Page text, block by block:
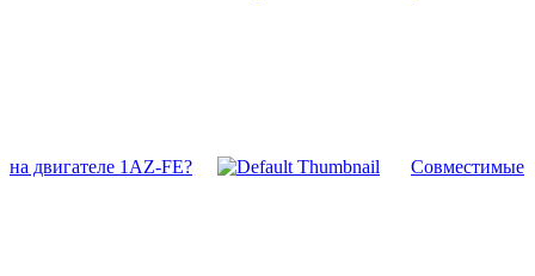
на двигателе 1AZ-FE? Совместимые